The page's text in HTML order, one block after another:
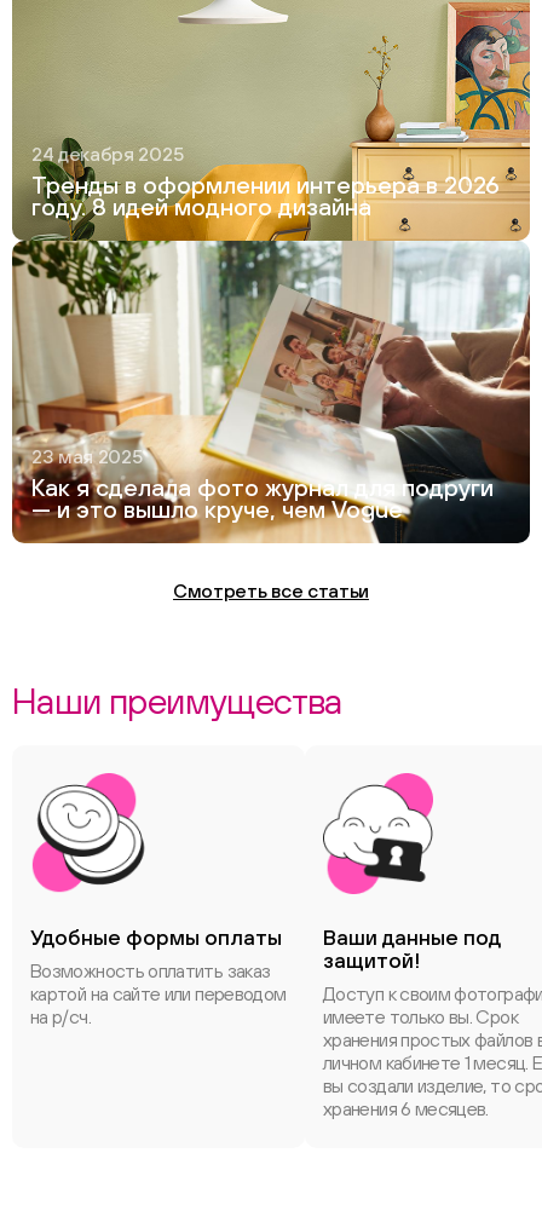
24 декабря 2025
Тренды в оформлении интерьера в 2026
году. 8 идей модного дизайна
23 мая 2025
Как я сделала фото журнал для подруги
— и это вышло круче, чем Vogue
Смотреть все статьи
Наши преимущества
Удобные формы оплаты
Возможность оплатить заказ
картой на сайте или переводом
на р/сч.
Ваши данные под
защитой!
Доступ к своим
имеете только вы. Срок
хранения простых файлов
личном кабинете 1 месяц.
вы создали изделие, то
хранения 6 месяцев.